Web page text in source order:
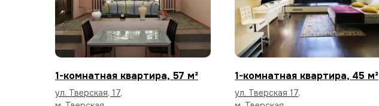
1-комнатная квартира, 57 м²
ул. Тверская, 17,
1-комнатная квартира, 45 м²
ул. Тверская 17,